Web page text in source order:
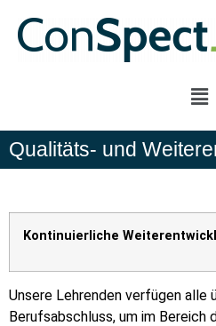
Qualitäts- und
Kontinuierliche
Unsere Lehrenden verfügen alle
Berufsabschluss, um im Bereich